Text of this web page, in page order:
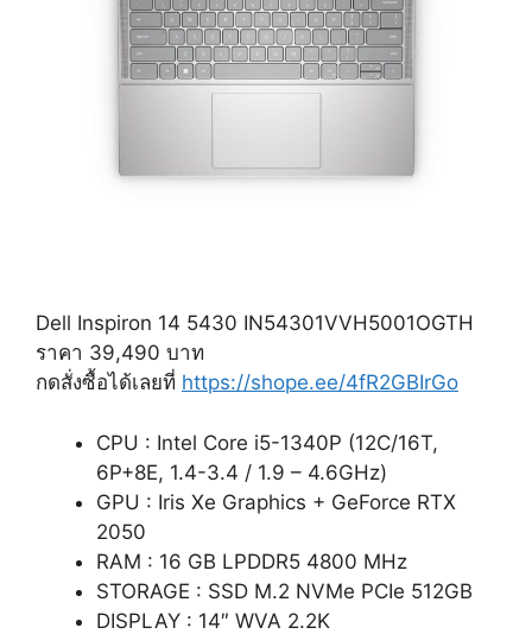
Dell Inspiron 14 5430 IN54301VVH5001OGTH
ราคา 39,490 บาท
กดสั่งซื้อได้เลยที่ https://shope.ee/4fR2GBIrGo
CPU : Intel Core i5-1340P (12C/16T,
6P+8E, 1.4-3.4 / 1.9 – 4.6GHz)
GPU : Iris Xe Graphics + GeForce RTX
2050
RAM : 16 GB LPDDR5 4800 MHz
STORAGE : SSD M.2 NVMe PCIe 512GB
DISPLAY : 14″ WVA 2.2K